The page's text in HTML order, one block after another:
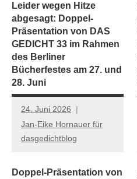
Leider wegen Hitze
abgesagt: Doppel-
Präsentation von DAS
GEDICHT 33 im Rahmen
des Berliner
Bücherfestes am 27. und
28. Juni
24. Juni 2026
Jan-Eike Hornauer für
dasgedichtblog
Doppel-Präsentation von